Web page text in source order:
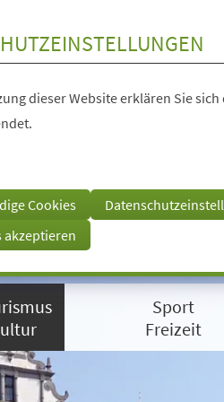
dieser Website erklären Sie
Cookies
akzeptieren
Sport
Freizeit